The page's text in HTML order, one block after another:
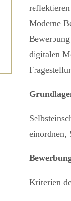
Moderne
digitalen
einordnen,
Kriterien